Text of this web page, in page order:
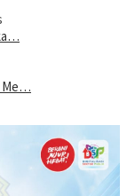
Me…